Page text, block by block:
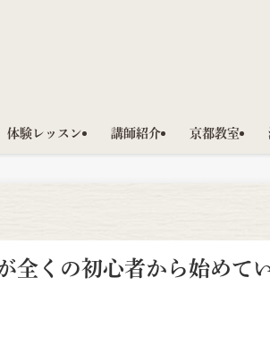
体験レッスン 講師紹介 京都教室
全くの初心者から始めて